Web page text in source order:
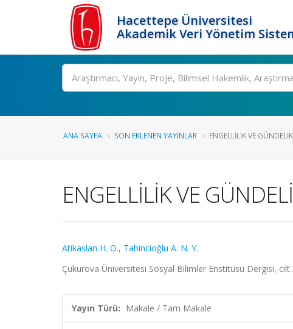
Hacettepe Üniversitesi
Akademik Veri Yönetim
Ara
ANA SAYFA SON EKLENEN YAYINLAR ENGELLİLİK VE
ENGELLİLİK VE
Atikaslan H. O., Tahincioğlu A. N. Y.
Çukurova Üniversitesi Sosyal Bilimler Enstitüsü Dergisi,
Yayın Türü: Makale / Tam Makale